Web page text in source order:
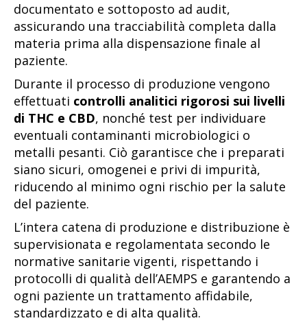
documentato e sottoposto ad audit,
assicurando una tracciabilità completa dalla
materia prima alla dispensazione finale al
paziente.
Durante il processo di produzione vengono
effettuati controlli analitici rigorosi sui livelli
di THC e CBD, nonché test per individuare
eventuali contaminanti microbiologici o
metalli pesanti. Ciò garantisce che i preparati
siano sicuri, omogenei e privi di impurità,
riducendo al minimo ogni rischio per la salute
del paziente.
L’intera catena di produzione e distribuzione è
supervisionata e regolamentata secondo le
normative sanitarie vigenti, rispettando i
protocolli di qualità dell’AEMPS e garantendo a
ogni paziente un trattamento affidabile,
standardizzato e di alta qualità.